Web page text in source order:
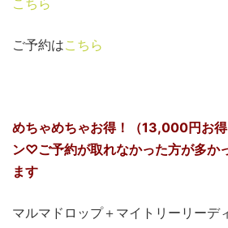
こちら
ご予約はこちら
めちゃめちゃお得！（13,000円お
ン♡ご予約が取れなかった方が多か
ます
マルマドロップ＋マイトリーリーデ